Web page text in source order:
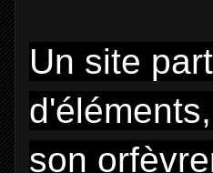
Un site
son